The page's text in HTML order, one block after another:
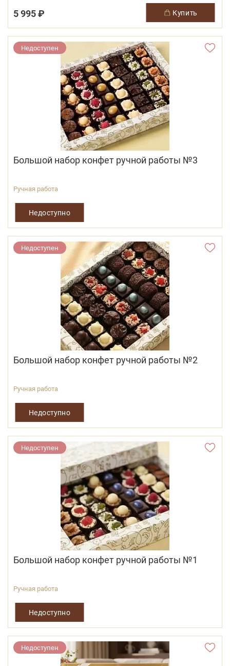
5 995 ₽ купить
Недоступен
Большой набор конфет ручной работы №3
Ручная работа
Недоступно
Недоступен
Большой набор конфет ручной работы №2
Ручная работа
Недоступно
Недоступен
Большой набор конфет ручной работы №1
Ручная работа
Недоступно
Недоступен